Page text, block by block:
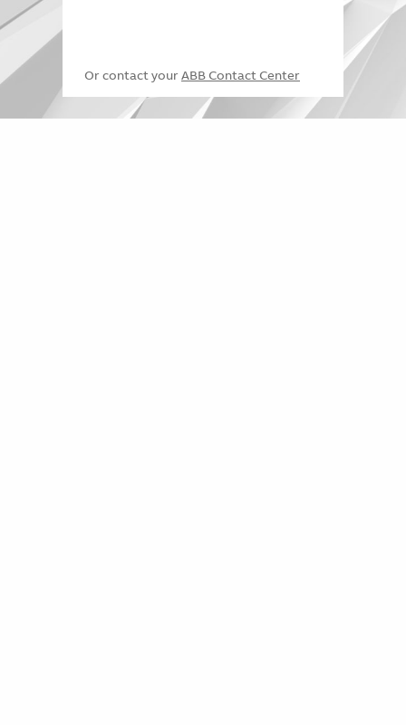
Or contact your ABB Contact Center